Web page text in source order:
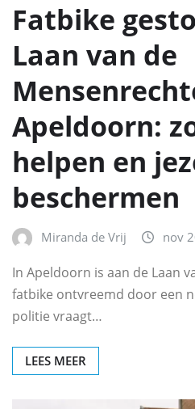
Fatbike
Laan van de
Apeldoorn:
helpen en
beschermen
Miranda de Vrij nov
In Apeldoorn is aan de Laan
fatbike ontvreemd door een
politie vraagt…
LEES MEER